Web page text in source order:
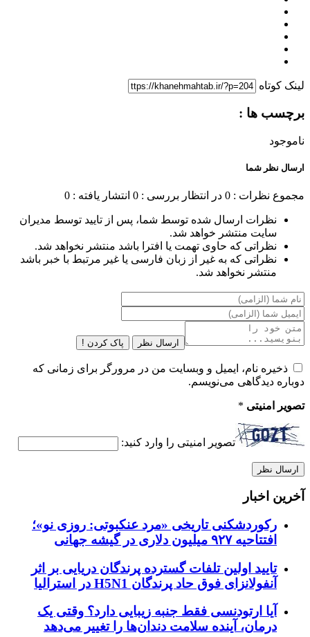
لینک کوتاه
برچسب ها :
ناموجود
ارسال نظر شما
مجموع نظرات : 0 در انتظار بررسی : 0 انتشار یافته : 0
نظرات ارسال شده توسط شما، پس از تایید توسط مدیران
سایت منتشر خواهد شد.
نظراتی که حاوی تهمت یا افترا باشد منتشر نخواهد شد.
نظراتی که به غیر از زبان فارسی یا غیر مرتبط با خبر باشد
منتشر نخواهد شد.
ارسال نظر پاک کردن !
ذخیره نام، ایمیل و وبسایت من در مرورگر برای زمانی که
دوباره دیدگاهی می‌نویسم.
تصویر امنیتی *
تصویر امنیتی را وارد کنید:
آخرین اخبار
رکوردشکنی تاریخی «مرد عنکبوتی: روزی نو»؛
افتتاحیه ۹۲۷ میلیون دلاری در گیشه جهانی
تایید اولین تلفات گسترده پرندگان دریایی بر اثر
آنفولانزای فوق حاد پرندگان H5N1 در استرالیا
آیا ارتودنسی فقط جنبه زیبایی دارد؟ وقتی یک
درمان، آینده سلامت دندان‌ها را تغییر می‌دهد